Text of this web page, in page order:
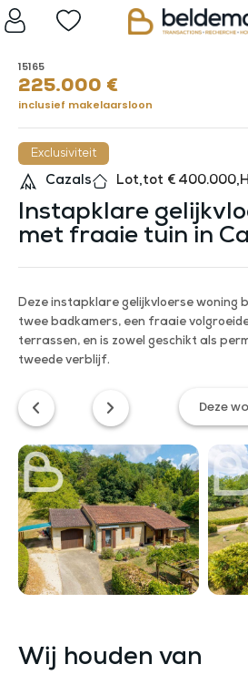
Exclusiviteit
Cazals Lot,tot € 400.000,
Instapklare
met fraaie tuin in
Deze instapklare gelijkvloerse woning
twee badkamers, een fraaie
terrassen, en is zowel geschikt als
tweede verblijf.
Deze
15165
225.000 €
inclusief makelaarsloon
Wij houden van